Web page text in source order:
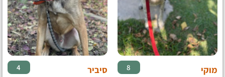
מוקי 8 סיביר 4